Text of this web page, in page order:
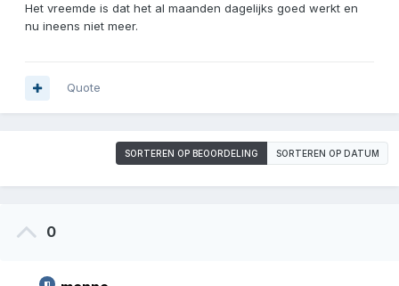
Het vreemde is dat het al maanden dagelijks goed werkt en
nu ineens niet meer.
Quote
SORTEREN OP BEOORDELING SORTEREN OP DATUM
0